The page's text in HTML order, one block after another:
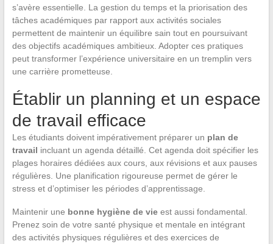
s’avère essentielle. La gestion du temps et la priorisation des
tâches académiques par rapport aux activités sociales
permettent de maintenir un équilibre sain tout en poursuivant
des objectifs académiques ambitieux. Adopter ces pratiques
peut transformer l’expérience universitaire en un tremplin vers
une carrière prometteuse.
Établir un planning et un espace
de travail efficace
Les étudiants doivent impérativement préparer un plan de
travail incluant un agenda détaillé. Cet agenda doit spécifier les
plages horaires dédiées aux cours, aux révisions et aux pauses
régulières. Une planification rigoureuse permet de gérer le
stress et d’optimiser les périodes d’apprentissage.
Maintenir une bonne hygiène de vieest aussi fondamental.
Prenez soin de votre santé physique et mentale en intégrant
des activités physiques régulières et des exercices de